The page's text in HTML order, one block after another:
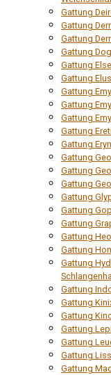
Gattung
Gattung
Gattung
Gattung
Gattung
Gattung
Gattung
Gattung
Gattung
Gattung
Gattung
Gattung
Gattung
Gattung
Gattung
Gattung
Gattung
Gattung
Gattung
Gattung
Gattung
Gattung
Gattung
Gattung
Gattung
Gattung
Gattung